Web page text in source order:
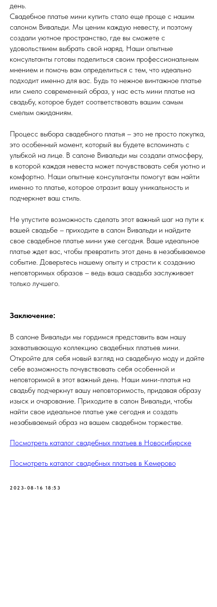
день.
Свадебное платье мини купить стало еще проще с нашим
салоном Вивальди. Мы ценим каждую невесту, и поэтому
создали уютное пространство, где вы сможете с
удовольствием выбрать свой наряд. Наши опытные
консультанты готовы поделиться своим профессиональным
мнением и помочь вам определиться с тем, что идеально
подходит именно для вас. Будь то нежное винтажное платье
или смело современный образ, у нас есть мини платье на
свадьбу, которое будет соответствовать вашим самым
смелым ожиданиям.
Процесс выбора свадебного платья – это не просто покупка,
это особенный момент, который вы будете вспоминать с
улыбкой на лице. В салоне Вивальди мы создали атмосферу,
в которой каждая невеста может почувствовать себя уютно и
комфортно. Наши опытные консультанты помогут вам найти
именно то платье, которое отразит вашу уникальность и
подчеркнет ваш стиль.
Не упустите возможность сделать этот важный шаг на пути к
вашей свадьбе – приходите в салон Вивальди и найдите
свое свадебное платье мини уже сегодня. Ваше идеальное
платье ждет вас, чтобы превратить этот день в незабываемое
событие. Доверьтесь нашему опыту и страсти к созданию
неповторимых образов – ведь ваша свадьба заслуживает
только лучшего.
Заключение:
В салоне Вивальди мы гордимся представить вам нашу
захватывающую коллекцию свадебных платьев мини.
Откройте для себя новый взгляд на свадебную моду и дайте
себе возможность почувствовать себя особенной и
неповторимой в этот важный день. Наши мини-платья на
свадьбу подчеркнут вашу неповторимость, придавая образу
изыск и очарование. Приходите в салон Вивальди, чтобы
найти свое идеальное платье уже сегодня и создать
незабываемый образ на вашем свадебном торжестве.
Посмотреть каталог свадебных платьев в Новосибирске
Посмотреть каталог свадебных платьев в Кемерово
2023-08-16 18:53